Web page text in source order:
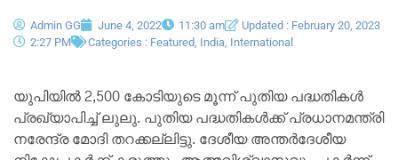
Admin GG June 4, 2022 11:30 am
Updated : February 20, 2023
2:27 PM
Categories : Featured India International
യുപിയിൽ 2,500 കോടിയുടെ മൂന്ന് പുതിയ പദ്ധതികൾ
പ്രഖ്യാപിച്ച് ലുലു. പുതിയ പദ്ധതികൾക്ക് പ്രധാനമന്ത്രി
നരേന്ദ്ര മോദി തറക്കല്ലിട്ടു. ദേശീയ അന്തർദേശീയ